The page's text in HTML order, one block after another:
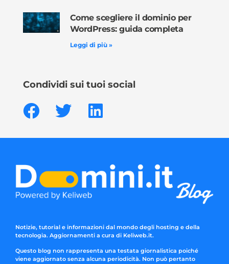
Come scegliere il dominio per
WordPress: guida completa
Leggi di più »
Condividi sui tuoi social
Notizie, tutorial e informazioni dal mondo degli hosting e della
tecnologia. Aggiornamenti a cura di Keliweb.it.
Questo blog non rappresenta una testata giornalistica poiché
viene aggiornato senza alcuna periodicità. Non può pertanto